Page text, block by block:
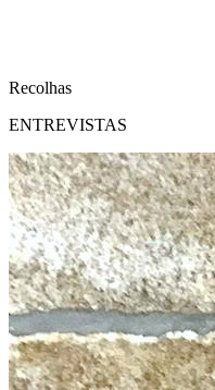
Recolhas
ENTREVISTAS